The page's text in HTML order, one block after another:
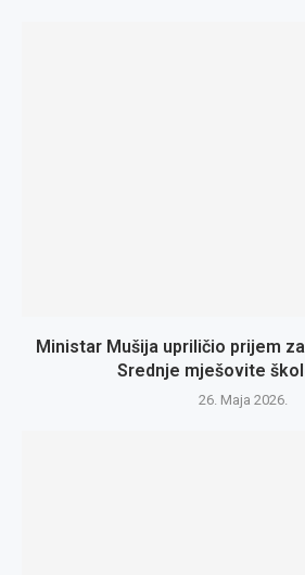
Ministar Mušija upriličio prijem
Srednje mješovite
26. Maja 2026.